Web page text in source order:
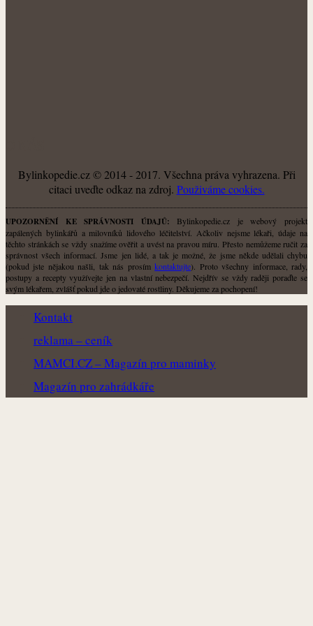
Bylinkopedie.cz © 2014 - 2017. Všechna práva vyhrazena. Při
citaci uveďte odkaz na zdroj. Použiváme cookies.
UPOZORNĚNÍ KE SPRÁVNOSTI ÚDAJŮ: Bylinkopedie.cz je webový projekt
zapálených bylinkářů a milovníků lidového léčitelství. Ačkoliv nejsme lékaři, údaje na
těchto stránkách se vždy snažíme ověřit a uvést na pravou míru. Přesto nemůžeme ručit za
správnost všech informací. Jsme jen lidé, a tak je možné, že jsme někde udělali chybu
(pokud jste nějakou našli, tak nás prosímkontaktujte). Proto všechny informace, rady,
postupy a recepty využívejte jen na vlastní nebezpečí. Nejdřív se vždy raději poraďte se
svým lékařem, zvlášť pokud jde o jedovaté rostliny. Děkujeme za pochopení!
Kontakt
reklama – ceník
MAMCI.CZ – Magazín pro maminky
Magazín pro zahrádkáře